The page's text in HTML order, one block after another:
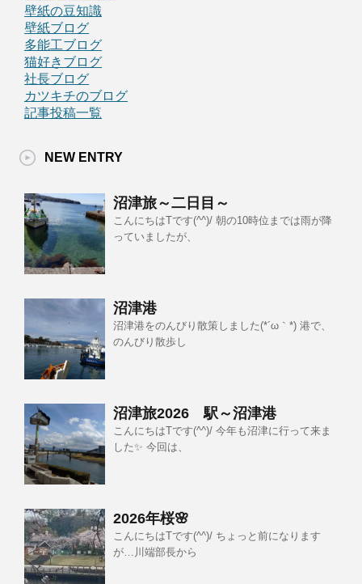
壁紙の豆知識
壁紙ブログ
多能工ブログ
猫好きブログ
社長ブログ
カツキチのブログ
記事投稿一覧
NEW ENTRY
沼津旅～二日目～
こんにちはTです(^^)/ 朝の10時位までは雨が降
っていましたが、
沼津港
沼津港をのんびり散策しました(*´ω｀*) 港で、
のんびり散歩し
沼津旅2026 駅～沼津港
こんにちはTです(^^)/ 今年も沼津に行って来ま
した✨ 今回は、
2026年桜🌸
こんにちはTです(^^)/ ちょっと前になります
が…川端部長から